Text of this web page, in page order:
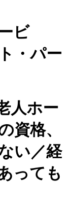
ビ
・パー
人ホー
資格、
い／経
っても